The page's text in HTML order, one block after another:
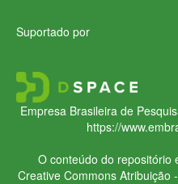
Suportado por
Empresa Brasileira de
https://
O conteúdo do repositório
Creative CommonsAtribuição